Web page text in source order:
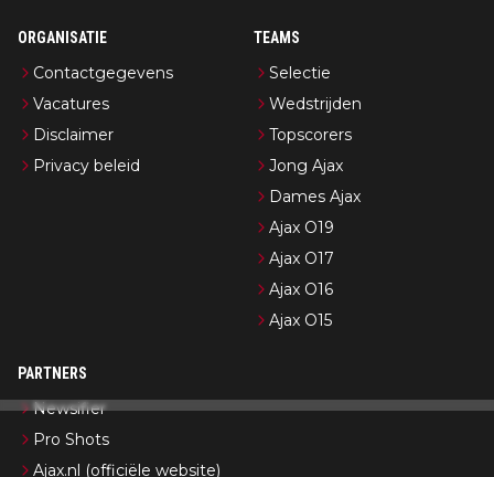
ORGANISATIE
Contactgegevens
Vacatures
Disclaimer
Privacy beleid
TEAMS
Selectie
Wedstrijden
Topscorers
Jong Ajax
Dames Ajax
Ajax O19
Ajax O17
Ajax O16
Ajax O15
PARTNERS
Newsifier
Pro Shots
Ajax.nl (officiële website)